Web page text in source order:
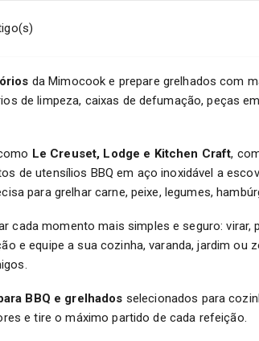
da Mimocook e prepare grelhados com
de limpeza, caixas de defumação, peças
Le Creuset, Lodge e Kitchen Craft,
de utensílios BBQ em aço inoxidável a
para grelhar carne, peixe, legumes,
cada momento mais simples e seguro:
e equipe a sua cozinha, varanda, jardim
BBQ e grelhados selecionados para
e tire o máximo partido de cada refeição.